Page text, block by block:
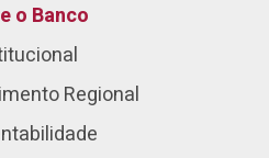
o Banco
Regional